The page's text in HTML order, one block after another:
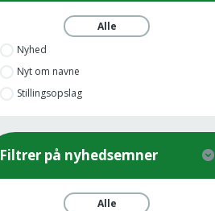
Alle
Nyhed
Nyt om navne
Stillingsopslag
Filtrer på nyhedsemner
Alle